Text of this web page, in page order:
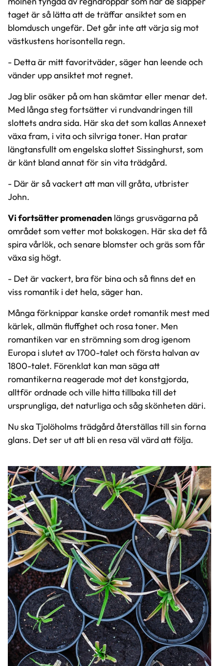
taget är så lätta att de träffar ansiktet som en
blomdusch ungefär. Det går inte att värja sig mot
västkustens horisontella regn.
- Detta är mitt favoritväder, säger han leende och
vänder upp ansiktet mot regnet.
Jag blir osäker på om han skämtar eller menar det.
Med långa steg fortsätter vi rundvandringen till
slottets andra sida. Här ska det som kallas Annexet
växa fram, i vita och silvriga toner. Han pratar
längtansfullt om engelska slottet Sissinghurst, som
är känt bland annat för sin vita trädgård.
- Där är så vackert att man vill gråta, utbrister
John.
Vi fortsätter promenaden längs grusvägarna på
området som vetter mot bokskogen. Här ska det få
spira vårlök, och senare blomster och gräs som får
växa sig högt.
- Det är vackert, bra för bina och så finns det en
viss romantik i det hela, säger han.
Många förknippar kanske ordet romantik mest med
kärlek, allmän fluffghet och rosa toner. Men
romantiken var en strömning som drog igenom
Europa i slutet av 1700-talet och första halvan av
1800-talet. Förenklat kan man säga att
romantikerna reagerade mot det konstgjorda,
alltför ordnade och ville hitta tillbaka till det
ursprungliga, det naturliga och såg skönheten däri.
Nu ska Tjolöholms trädgård återställas till sin forna
glans. Det ser ut att bli en resa väl värd att följa.